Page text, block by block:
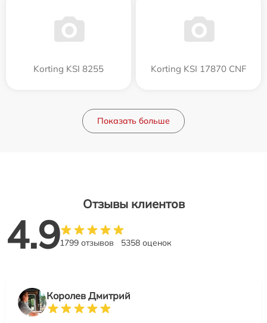
Korting KSI 8255 Korting KSI 17870 CNF
Показать больше
Отзывы клиентов
4.91799 отзывов 5358 оценок
Королев Дмитрий